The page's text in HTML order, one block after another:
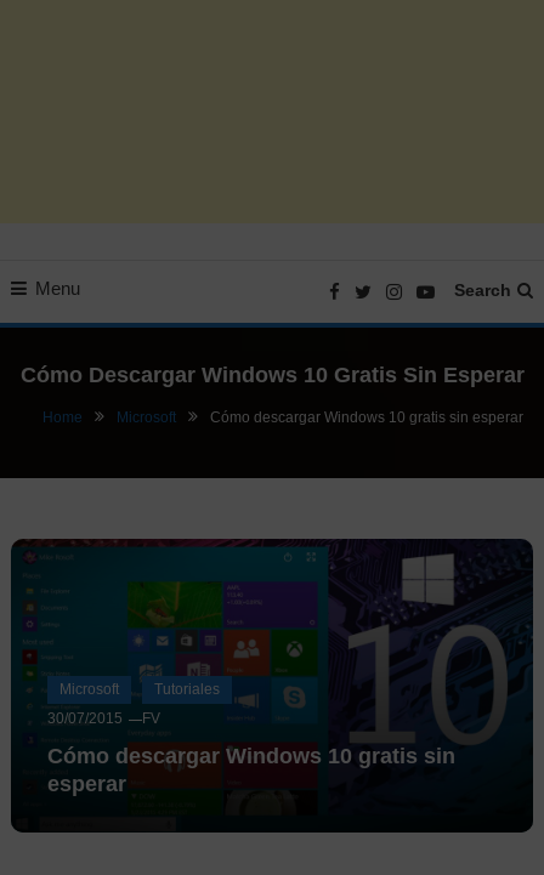
Menu Search
Cómo Descargar Windows 10 Gratis Sin Esperar
Home Microsoft Cómo descargar Windows 10 gratis sin esperar
Microsoft
Tutoriales
30/07/2015
FV
Cómo descargar Windows 10 gratis sin
esperar